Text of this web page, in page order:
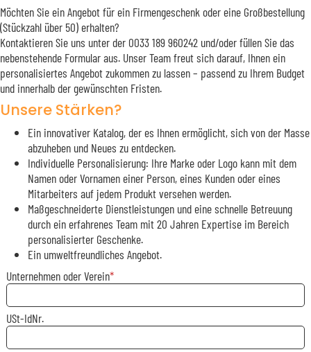
Möchten Sie ein Angebot für ein Firmengeschenk oder eine Großbestellung
(Stückzahl über 50) erhalten?
Kontaktieren Sie uns unter der 0033 189 960242 und/oder füllen Sie das
nebenstehende Formular aus. Unser Team freut sich darauf, Ihnen ein
personalisiertes Angebot zukommen zu lassen – passend zu Ihrem Budget
und innerhalb der gewünschten Fristen.
Unsere Stärken?
Ein innovativer Katalog, der es Ihnen ermöglicht, sich von der Masse
abzuheben und Neues zu entdecken.
Individuelle Personalisierung: Ihre Marke oder Logo kann mit dem
Namen oder Vornamen einer Person, eines Kunden oder eines
Mitarbeiters auf jedem Produkt versehen werden.
Maßgeschneiderte Dienstleistungen und eine schnelle Betreuung
durch ein erfahrenes Team mit 20 Jahren Expertise im Bereich
personalisierter Geschenke.
Ein umweltfreundliches Angebot.
Unternehmen oder Verein
USt-IdNr.